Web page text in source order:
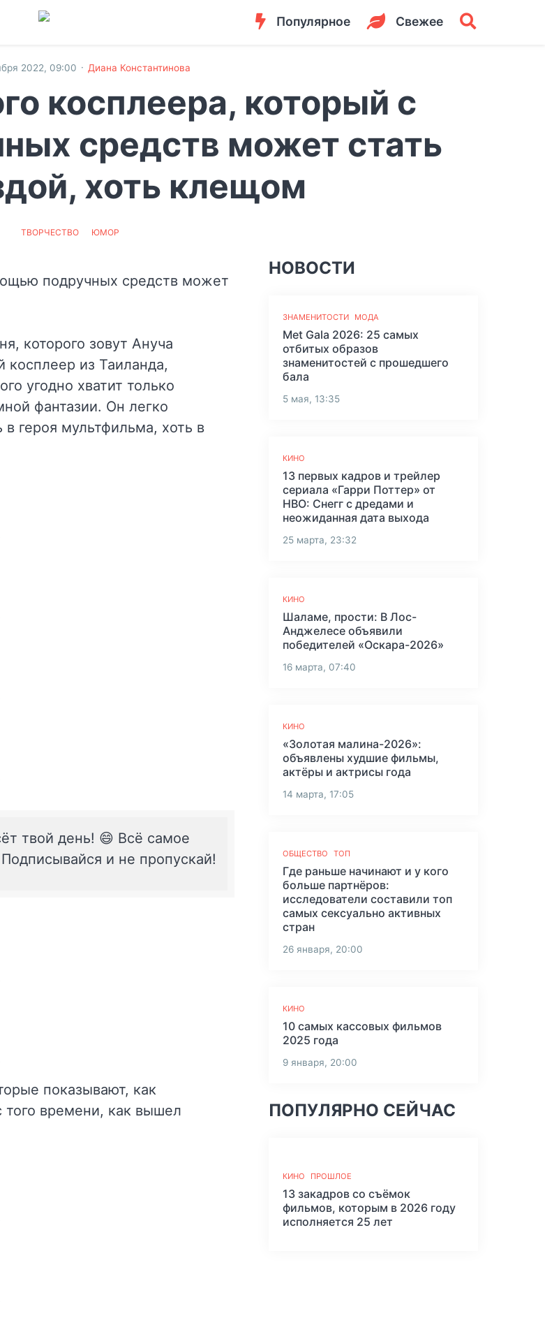
Популярное Свежее
2022, 09:00 · Диана Константинова
косплеера, который с
средств может стать
хоть клещом
ТВОРЧЕСТВО ЮМОР
которого зовут Ануча
косплеер из Таиланда,
угодно хватит только
фантазии. Он легко
героя мультфильма, хоть в
твой день! 😄 Всё самое
и не пропускай!
показывают, как
времени, как вышел
НОВОСТИ
ЗНАМЕНИТОСТИ МОДА
Met Gala 2026: 25 самых
отбитых образов
знаменитостей с прошедшего
бала
5 мая, 13:35
КИНО
13 первых кадров и трейлер
сериала «Гарри Поттер» от
HBO: Снегг с дредами и
неожиданная дата выхода
25 марта, 23:32
КИНО
Шаламе, прости: В Лос-
Анджелесе объявили
победителей «Оскара-2026»
16 марта, 07:40
КИНО
«Золотая малина-2026»:
объявлены худшие фильмы,
актёры и актрисы года
14 марта, 17:05
ОБЩЕСТВО ТОП
Где раньше начинают и у кого
больше партнёров:
исследователи составили топ
самых сексуально активных
стран
26 января, 20:00
КИНО
10 самых кассовых фильмов
2025 года
9 января, 20:00
ПОПУЛЯРНО СЕЙЧАС
КИНО ПРОШЛОЕ
13 закадров со съёмок
фильмов, которым в 2026 году
исполняется 25 лет